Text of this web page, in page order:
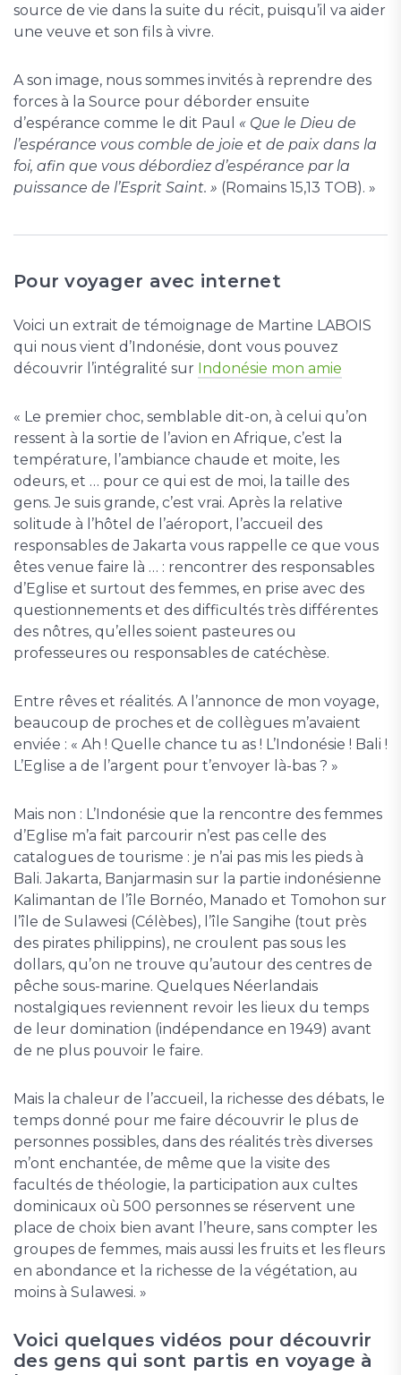
source de vie dans la suite du récit, puisqu’il va aider
une veuve et son fils à vivre.
A son image, nous sommes invités à reprendre des
forces à la Source pour déborder ensuite
d’espérance comme le dit Paul « Que le Dieu de
l’espérance vous comble de joie et de paix dans la
foi, afin que vous débordiez d’espérance par la
puissance de l’Esprit Saint. » (Romains 15,13 TOB). »
Pour voyager avec internet
Voici un extrait de témoignage de Martine LABOIS
qui nous vient d’Indonésie, dont vous pouvez
découvrir l’intégralité sur Indonésie mon amie
« Le premier choc, semblable dit-on, à celui qu’on
ressent à la sortie de l’avion en Afrique, c’est la
température, l’ambiance chaude et moite, les
odeurs, et … pour ce qui est de moi, la taille des
gens. Je suis grande, c’est vrai. Après la relative
solitude à l’hôtel de l’aéroport, l’accueil des
responsables de Jakarta vous rappelle ce que vous
êtes venue faire là … : rencontrer des responsables
d’Eglise et surtout des femmes, en prise avec des
questionnements et des difficultés très différentes
des nôtres, qu’elles soient pasteures ou
professeures ou responsables de catéchèse.
Entre rêves et réalités. A l’annonce de mon voyage,
beaucoup de proches et de collègues m’avaient
enviée : « Ah ! Quelle chance tu as ! L’Indonésie ! Bali !
L’Eglise a de l’argent pour t’envoyer là-bas ? »
Mais non : L’Indonésie que la rencontre des femmes
d’Eglise m’a fait parcourir n’est pas celle des
catalogues de tourisme : je n’ai pas mis les pieds à
Bali. Jakarta, Banjarmasin sur la partie indonésienne
Kalimantan de l’île Bornéo, Manado et Tomohon sur
l’île de Sulawesi (Célèbes), l’île Sangihe (tout près
des pirates philippins), ne croulent pas sous les
dollars, qu’on ne trouve qu’autour des centres de
pêche sous-marine. Quelques Néerlandais
nostalgiques reviennent revoir les lieux du temps
de leur domination (indépendance en 1949) avant
de ne plus pouvoir le faire.
Mais la chaleur de l’accueil, la richesse des débats, le
temps donné pour me faire découvrir le plus de
personnes possibles, dans des réalités très diverses
m’ont enchantée, de même que la visite des
facultés de théologie, la participation aux cultes
dominicaux où 500 personnes se réservent une
place de choix bien avant l’heure, sans compter les
groupes de femmes, mais aussi les fruits et les fleurs
en abondance et la richesse de la végétation, au
moins à Sulawesi. »
Voici quelques vidéos pour découvrir
des gens qui sont partis en voyage à